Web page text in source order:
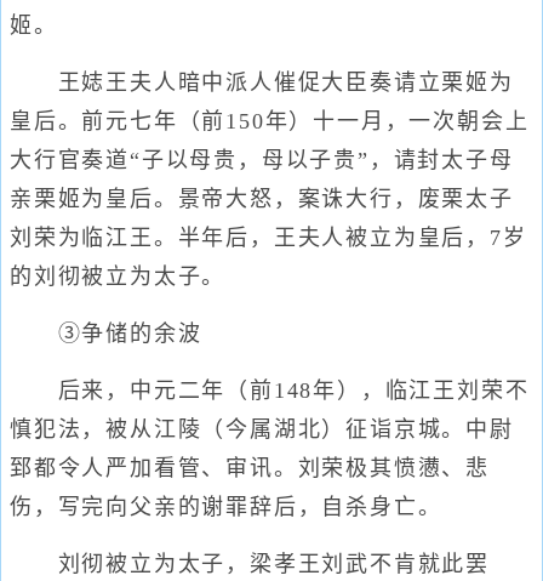
姬。
王娡王夫人暗中派人催促大臣奏请立栗姬为
皇后。前元七年（前150年）十一月，一次朝会上
大行官奏道“子以母贵，母以子贵”，请封太子母
亲栗姬为皇后。景帝大怒，案诛大行，废栗太子
刘荣为临江王。半年后，王夫人被立为皇后，7岁
的刘彻被立为太子。
③争储的余波
后来，中元二年（前148年），临江王刘荣不
慎犯法，被从江陵（今属湖北）征诣京城。中尉
郅都令人严加看管、审讯。刘荣极其愤懑、悲
伤，写完向父亲的谢罪辞后，自杀身亡。
刘彻被立为太子，梁孝王刘武不肯就此罢